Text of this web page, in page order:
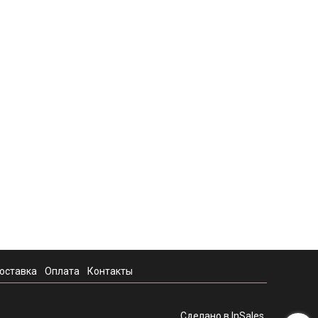
Оплата Контакты
Сделано в InSales